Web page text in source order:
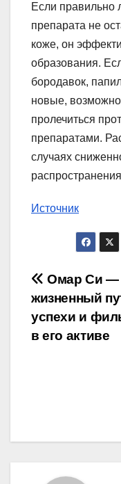
Если правильно
препарата не
коже, он
образования.
бородавок,
новые, возможно
пролечиться
препаратами.
случаях
Источник
по
записям
Омар Си —
жизненный
успехи и
в его активе